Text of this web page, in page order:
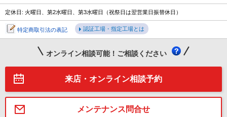
定休日: 火曜日、第2水曜日、第3水曜日（祝祭日は翌営業日振替休日）
特定商取引法の表記 認証工場・指定工場とは
オンライン相談可能！ご相談ください
来店・オンライン相談予約
メンテナンス問合せ